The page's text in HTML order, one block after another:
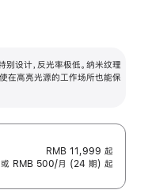
设计，反光率极低。纳米纹理
在高亮光源的工作场所也能保
RMB 11,999 起
或 RMB 500/月 (24 期) 起